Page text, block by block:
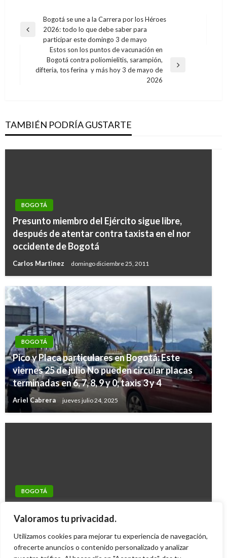
Valoramos tu privacidad.
Utilizamos cookies para mejorar tu experiencia de navegación,
ofrecerte anuncios o contenido personalizado y analizar
Navegación
de
entradas
Entrada
anterior
Bogotá se une a la Carrera por los Héroes
2026: todo lo que debe saber para
participar este domingo 3 de mayo
Entrada
Estos son los puntos de vacunación en
Bogotá contra poliomielitis, sarampión,
difteria, tos ferina y más hoy 3 de mayo de
2026
TAMBIÉN PODRÍA GUSTARTE
BOGOTÁ
Presunto miembro del Ejército sigue libre,
después de atentar contra taxista en el nor
occidente de Bogotá
Carlos Martinez domingo diciembre 25, 2011
BOGOTÁ
Pico y Placa particulares en Bogotá: Este
viernes 25 de julio No pueden circular placas
terminadas en 6, 7, 8, 9 y 0; taxis 3 y 4
Ariel Cabrera jueves julio 24, 2025
BOGOTÁ
reclutamiento indiscriminado del Ejército
Iván Briceño viernes septiembre 26, 2014
BOGOTÁ
Por 15 millones 941 mil pesos se subastó el
sexto lote de vehículos abandonados en los
Giovanni Alarcón M. viernes mayo 10, 2019